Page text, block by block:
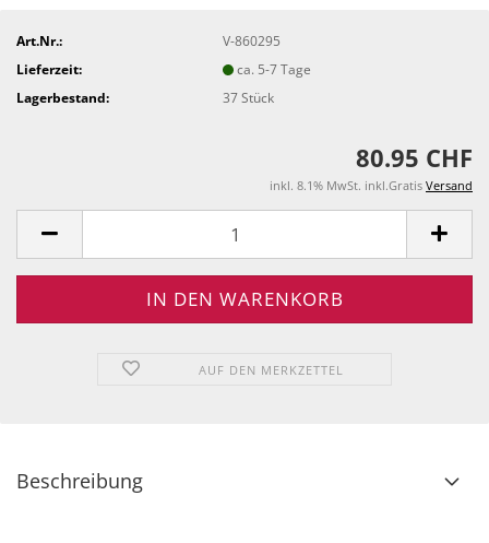
Art.Nr.:
V-860295
Lieferzeit:
ca. 5-7 Tage
Lagerbestand:
37Stück
80.95 CHF
inkl. 8.1% MwSt. inkl.Gratis Versand
AUF DEN MERKZETTEL
Beschreibung